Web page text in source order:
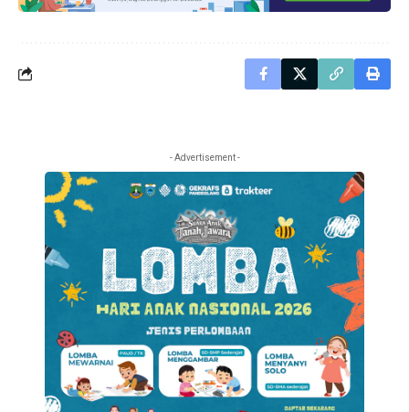
- Advertisement -